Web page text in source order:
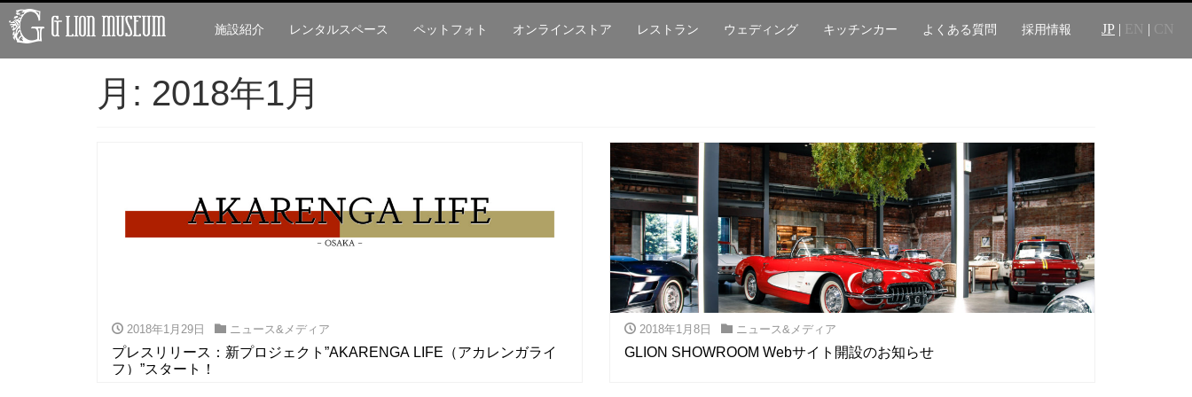
施設紹介 レンタルスペース ペットフォト オンラインストア レストラン ウェディング キッチンカー よくある質問 採用情報 JP | EN | CN
月: 2018年1月
2018年1月29日 ニュース&メディア
プレスリリース：新プロジェクト”AKARENGA LIFE（アカレンガライ
フ）”スタート！
2018年1月8日 ニュース&メディア
GLION SHOWROOM Webサイト開設のお知らせ